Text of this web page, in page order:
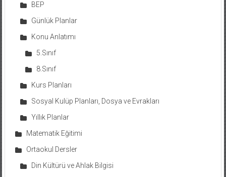
BEP
Günlük Planlar
Konu Anlatımı
5.Sınıf
8.Sınıf
Kurs Planları
Sosyal Kulüp Planları, Dosya ve Evrakları
Yıllık Planlar
Matematik Eğitimi
Ortaokul Dersler
Din Kültürü ve Ahlak Bilgisi